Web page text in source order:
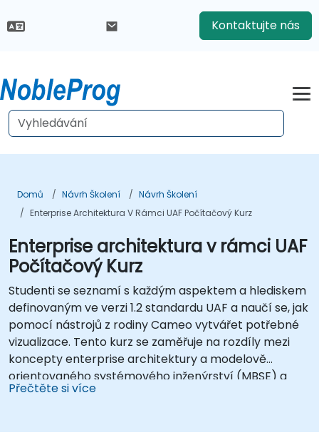
Kontaktujte nás
Domů Návrh Školení
Návrh Školení
Enterprise Architektura V Rámci UAF Počítačový Kurz
Enterprise architektura v rámci UAF
Počítačový Kurz
Studenti se seznamí s každým aspektem a hlediskem
definovaným ve verzi 1.2 standardu UAF a naučí se, jak
pomocí nástrojů z rodiny Cameo vytvářet potřebné
vizualizace. Tento kurz se zaměřuje na rozdíly mezi
koncepty enterprise architektury a modelově
orientovaného systémového inženýrství (MBSE) a
ukazuje, jak tyto oblasti efektivně integrovat.
Přečtěte si více